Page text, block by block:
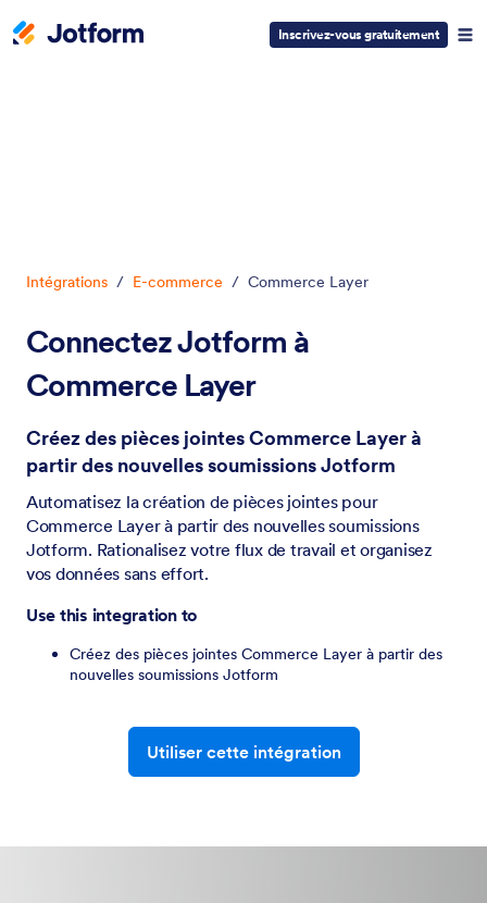
Inscrivez-vous gratuitement
Intégrations / E-commerce / Commerce Layer
Connectez Jotform à
Commerce Layer
Créez des pièces jointes Commerce Layer à
partir des nouvelles soumissions Jotform
Automatisez la création de pièces jointes pour
Commerce Layer à partir des nouvelles soumissions
Jotform. Rationalisez votre flux de travail et organisez
vos données sans effort.
Use this integration to
Créez des pièces jointes Commerce Layer à partir des
nouvelles soumissions Jotform
Utiliser cette intégration